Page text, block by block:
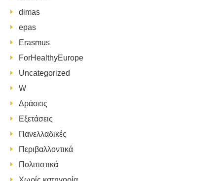
dimas
epas
Erasmus
ForHealthyEurope
Uncategorized
W
Δράσεις
Εξετάσεις
Πανελλαδικές
Περιβαλλοντικά
Πολιτιστικά